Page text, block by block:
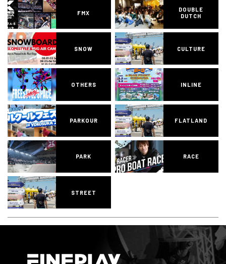
FMX
DOUBLE
DUTCH
SNOW CULTURE
OTHERS INLINE
PARKOUR FLATLAND
PARK RACE
STREET